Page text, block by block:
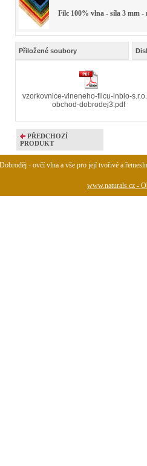
Filc 100% vlna - síla 3 mm -
Přiložené soubory
vzorkovnice-vlneneho-filcu-inbio-
obchod-dobrodej3.pdf
PŘEDCHOZÍ
PRODUKT
Dobroděj - ovčí vlna a vše pro její tvořivé a
www.naturals.cz -